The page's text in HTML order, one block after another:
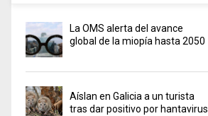
La OMS alerta del avance
global de la miopía hasta 2050
Aíslan en Galicia a un turista
tras dar positivo por hantavirus